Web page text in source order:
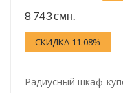
8 743 смн.
СКИДКА 11.08%
Радиусный шкаф-